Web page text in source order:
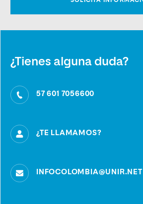
¿Tienes alguna duda?
57 601 7056600
¿TE LLAMAMOS?
INFOCOLOMBIA@UNIR.NET